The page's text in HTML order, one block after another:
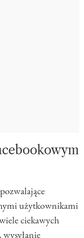
użytkownikami
ciekawych